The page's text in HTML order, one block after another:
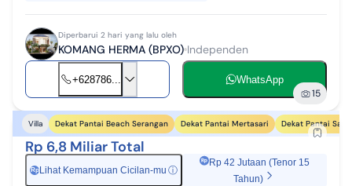
Diperbarui 2 hari yang lalu oleh
KOMANG HERMA (BPXO) Independen
+628786... WhatsApp
15
Villa Dekat Pantai Beach Serangan Dekat Pantai Mertasari Dekat Pantai
Rp 6,8 Miliar Total
Rp Lihat Kemampuan Cicilan-mu ⓘ
Rp 42 Jutaan (Tenor 15
Tahun)